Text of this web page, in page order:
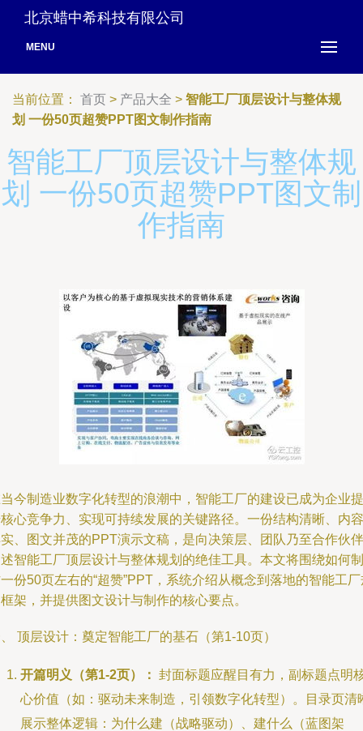
北京蜡中希科技有限公司
MENU
当前位置： 首页 > 产品大全 > 智能工厂顶层设计与整体规
划 一份50页超赞PPT图文制作指南
智能工厂顶层设计与整体规
划 一份50页超赞PPT图文制
作指南
今制造业数字化转型的浪潮中，智能工厂的建设已成为企业提
心竞争力、实现可持续发展的关键路径。一份结构清晰、内容
、图文并茂的PPT演示文稿，是向决策层、团队乃至合作伙伴
智能工厂顶层设计与整体规划的绝佳工具。本文将围绕如何制
份50页左右的“超赞”PPT，系统介绍从概念到落地的智能工
架，并提供图文设计与制作的核心要点。
顶层设计：奠定智能工厂的基石（第1-10页）
开篇明义（第1-2页）： 封面标题应醒目有力，副标题点明
心价值（如：驱动未来制造，引领数字化转型）。目录页清
展示整体逻辑：为什么建（战略驱动）、建什么（蓝图架